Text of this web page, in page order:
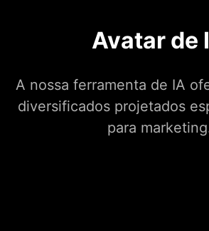
Avatar de
A nossa ferramenta de IA
diversificados projetados
para